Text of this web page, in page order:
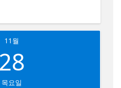
Guia de Estudos
11월
28
목요일